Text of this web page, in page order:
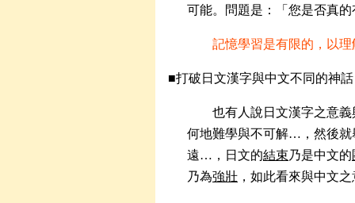
可能。問題是：「您是否真
記憶學習是有限的，以
■打破日文漢字與中文不同的神話
也有人說日文漢字之意
何地難學與不可解…，然後就
遠…，日文的結束乃是中文的
乃為強壯 ，如此看來與中文